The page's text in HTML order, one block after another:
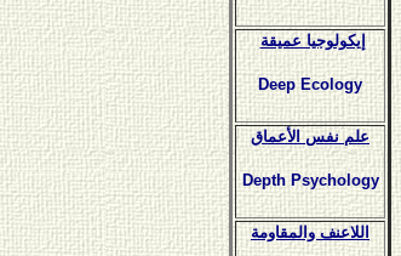
إيكولوجيا عميقة
Deep Ecology
علم نفس الأعماق
Depth Psychology
اللاعنف والمقاومة